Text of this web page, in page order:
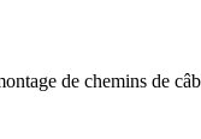
de chemins de